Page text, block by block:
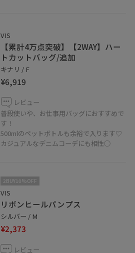
VIS
【累計4万点突破】【2WAY】ハー
トカットバッグ/追加
キナリ / F
¥6,919
レビュー
普段使いや、お仕事用バッグにおすすめで
す！
500mlのペットボトルも余裕で入ります♡
カジュアルなデニムコーデにも相性○
2BUY10%OFF
VIS
リボンヒールパンプス
シルバー / M
¥2,373
レビュー